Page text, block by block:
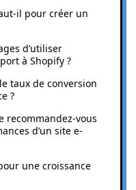
il pour créer un
d’utiliser
à Shopify ?
taux de conversion
?
recommandez-vous
d’un site e-
une croissance